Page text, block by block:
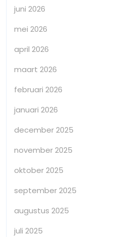
juni 2026
mei 2026
april 2026
maart 2026
februari 2026
januari 2026
december 2025
november 2025
oktober 2025
september 2025
augustus 2025
juli 2025